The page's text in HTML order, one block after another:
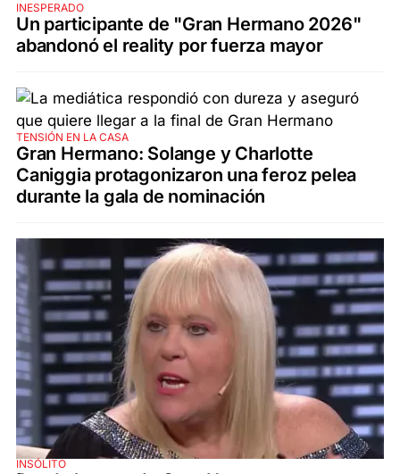
INESPERADO
Un participante de "Gran Hermano 2026"
abandonó el reality por fuerza mayor
TENSIÓN EN LA CASA
Gran Hermano: Solange y Charlotte
Caniggia protagonizaron una feroz pelea
durante la gala de nominación
INSÓLITO